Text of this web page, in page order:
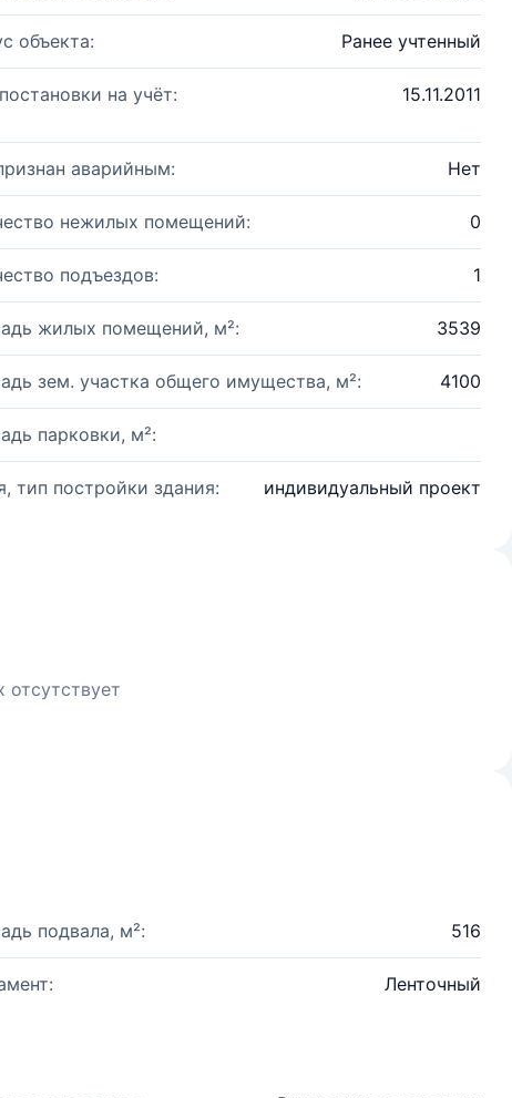
объекта: Ранее учтенный
на учёт: 15.11.2011
аварийным: Нет
нежилых помещений: 0
подъездов: 1
жилых помещений, м²: 3539
зем. участка общего имущества, м²: 4100
парковки, м²:
тип постройки здания: индивидуальный проект
подвала, м²: 516
Ленточный